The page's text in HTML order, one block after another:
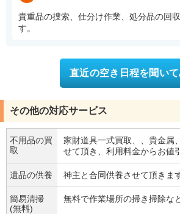
貴重品の捜索、仕分け作業、処分品の回
す。
直近の空き日程を聞い
その他の対応サービス
不用品の買
取
家財道具一式買取、、貴金属
せて頂き、利用料金からお値
遺品の供養 神主と合同供養させて頂きま
簡易清掃
(無料)
無料で作業場所の掃き掃除な